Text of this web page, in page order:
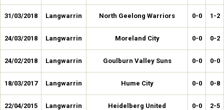
31/03/2018 Langwarrin North Geelong Warriors 0-0 1-2
24/03/2018 Langwarrin Moreland City 0-0 0-2
24/02/2018 Langwarrin Goulburn Valley Suns 0-0 0-0
18/03/2017 Langwarrin Hume City 0-0 0-8
22/04/2015 Langwarrin Heidelberg United 0-0 2-5